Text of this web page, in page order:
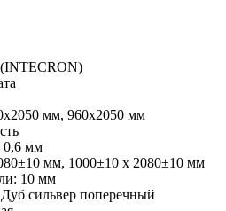
мм, 960х2050 мм
0,6 мм
мм, 1000±10 х 2080±10 мм
10 мм
Дуб сильвер поперечный